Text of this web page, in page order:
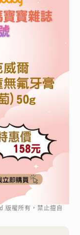
權所有，禁止擅自